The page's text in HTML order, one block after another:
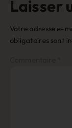
Laisser
Votre adresse e-
obligatoires sont